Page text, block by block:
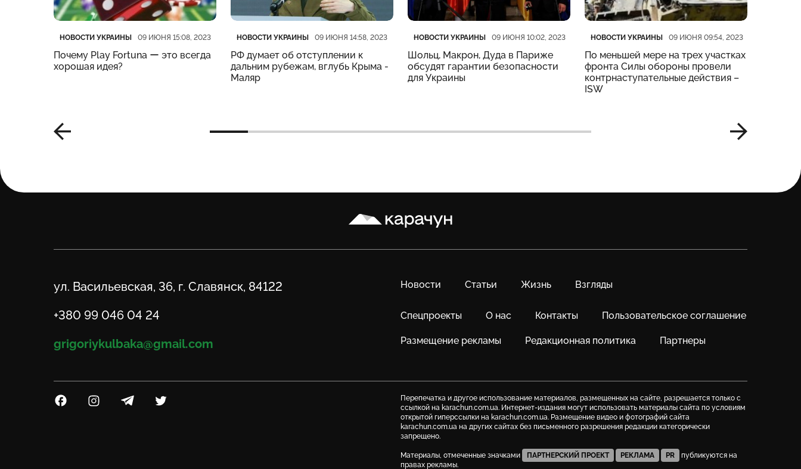
Категория
НОВОСТИ УКРАИНЫ
Дата публикации 09 ИЮНЯ 15:08, 2023
Почему Play Fortuna ー это всегда
хорошая идея?
Категория
НОВОСТИ УКРАИНЫ
Дата публикации 09 ИЮНЯ 14:58, 2023
РФ думает об отступлении к
дальним рубежам, вглубь Крыма -
Маляр
Категория
НОВОСТИ УКРАИНЫ
Дата публикации 09 ИЮНЯ 10:02, 2023
Шольц, Макрон, Дуда в Париже
обсудят гарантии безопасности
для Украины
Категория
НОВОСТИ УКРАИНЫ
Дата публикации 09 ИЮНЯ 09:54, 2023
По меньшей мере на трех участках
фронта Силы обороны провели
контрнаступательные действия –
ISW
Карачун
Новости Статьи Жизнь Взгляды
Спецпроекты О нас Контакты Пользовательское соглашение
Размещение рекламы Редакционная политика Партнеры
Адрес
ул. Васильевская, 36, г. Славянск, 84122
Телефон
+380 99 046 04 24
Email
grigoriykulbaka@gmail.com
Посилання на Facebook
Посилання на Instagram
Посилання на Telegram
Посилання на Twitter
Перепечатка и другое использование материалов, размещенных на сайте, разрешается только с
ссылкой на karachun.com.ua. Интернет-издания могут использовать материалы сайта по условиям
открытой гиперссылки на karachun.com.ua. Размещение видео и фотографий сайта
karachun.com.ua на других сайтах без письменного разрешения редакции категорически
запрещено.
Материалы, отмеченные значками ПАРТНЕРСКИЙ ПРОЕКТ РЕКЛАМА PR
публикуются на
правах рекламы.